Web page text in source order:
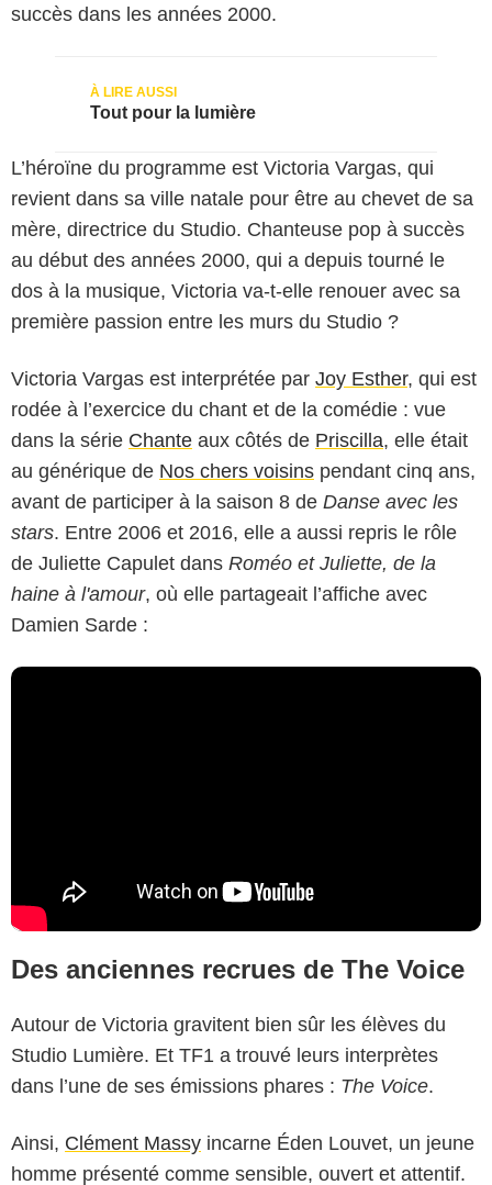
succès dans les années 2000.
Tout pour la lumière
L’héroïne du programme est Victoria Vargas, qui
revient dans sa ville natale pour être au chevet de sa
mère, directrice du Studio. Chanteuse pop à succès
au début des années 2000, qui a depuis tourné le
dos à la musique, Victoria va-t-elle renouer avec sa
première passion entre les murs du Studio ?
Victoria Vargas est interprétée par Joy Esther, qui est
rodée à l’exercice du chant et de la comédie : vue
dans la série Chante aux côtés de Priscilla, elle était
au générique de Nos chers voisins pendant cinq ans,
avant de participer à la saison 8 de Danse avec les
stars. Entre 2006 et 2016, elle a aussi repris le rôle
de Juliette Capulet dans Roméo et Juliette, de la
haine à l'amour, où elle partageait l’affiche avec
Damien Sarde :
Des anciennes recrues de The Voice
Autour de Victoria gravitent bien sûr les élèves du
Studio Lumière. Et TF1 a trouvé leurs interprètes
dans l’une de ses émissions phares : The Voice.
Ainsi, Clément Massy incarne Éden Louvet, un jeune
homme présenté comme sensible, ouvert et attentif.